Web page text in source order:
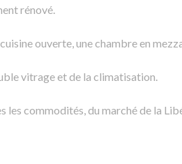
rénové.
ouverte, une chambre en
vitrage et de la climatisation.
commodités, du marché de la